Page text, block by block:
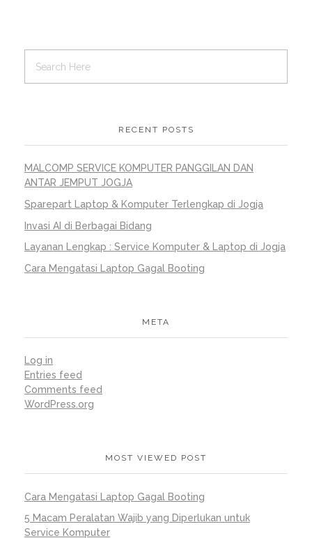
RECENT POSTS
MALCOMP SERVICE KOMPUTER PANGGILAN DAN
ANTAR JEMPUT JOGJA
Sparepart Laptop & Komputer Terlengkap di Jogja
Invasi AI di Berbagai Bidang
Layanan Lengkap : Service Komputer & Laptop di Jogja
Cara Mengatasi Laptop Gagal Booting
META
Log in
Entries feed
Comments feed
WordPress.org
MOST VIEWED POST
Cara Mengatasi Laptop Gagal Booting
5 Macam Peralatan Wajib yang Diperlukan untuk
Service Komputer